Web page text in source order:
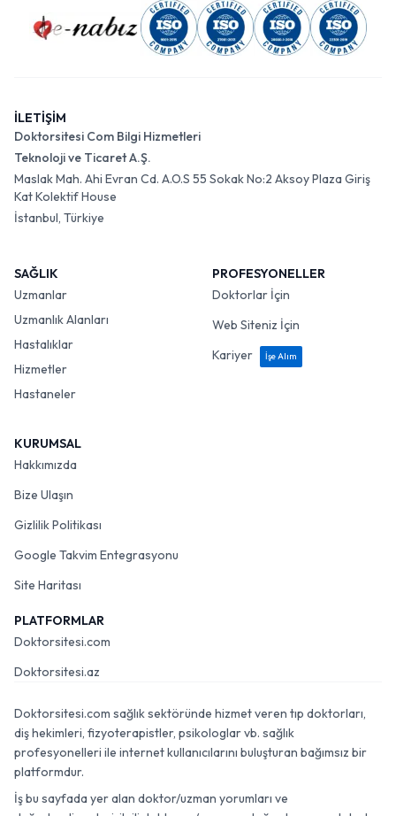
İLETİŞİM
Doktorsitesi Com Bilgi Hizmetleri
Teknoloji ve Ticaret A.Ş.
Maslak Mah. Ahi Evran Cd. A.O.S 55 Sokak No:2 Aksoy Plaza Giriş
Kat Kolektif House
İstanbul, Türkiye
SAĞLIK
Uzmanlar
Uzmanlık Alanları
Hastalıklar
Hizmetler
Hastaneler
PROFESYONELLER
Doktorlar İçin
Web Siteniz İçin
Kariyer
İşe Alım
KURUMSAL
Hakkımızda
Bize Ulaşın
Gizlilik Politikası
Google Takvim Entegrasyonu
Site Haritası
PLATFORMLAR
Doktorsitesi.com
Doktorsitesi.az
Doktorsitesi.com sağlık sektöründe hizmet veren tıp doktorları,
diş hekimleri, fizyoterapistler, psikologlar vb. sağlık
profesyonelleri ile internet kullanıcılarını buluşturan bağımsız bir
platformdur.
İş bu sayfada yer alan doktor/uzman yorumları ve